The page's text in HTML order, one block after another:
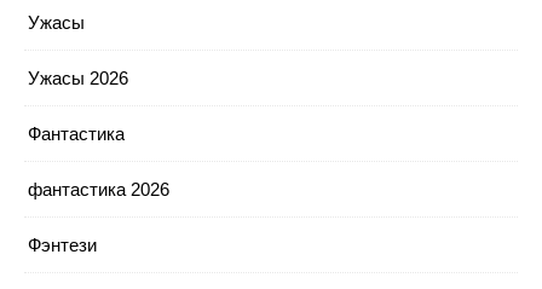
Ужасы
Ужасы 2026
Фантастика
фантастика 2026
Фэнтези